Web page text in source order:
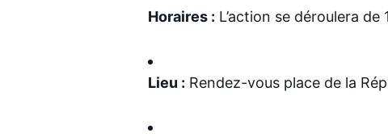
Horaires : L’action se déroulera de
Lieu : Rendez-vous place de la